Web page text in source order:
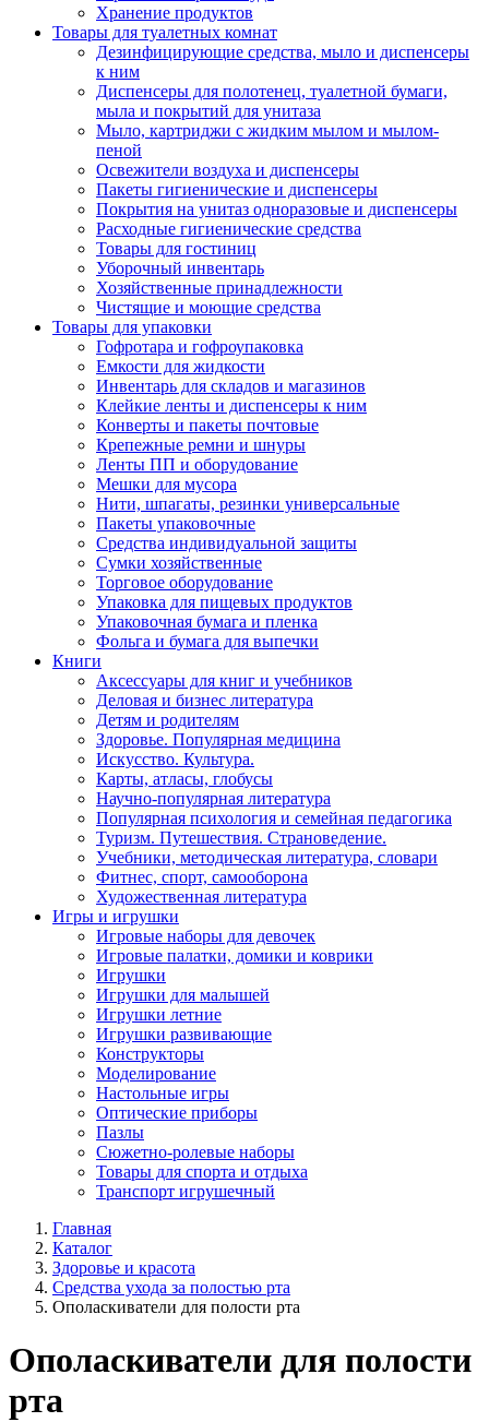
Хранение продуктов
Товары для туалетных комнат
Дезинфицирующие средства, мыло и диспенсеры
к ним
Диспенсеры для полотенец, туалетной бумаги,
мыла и покрытий для унитаза
Мыло, картриджи с жидким мылом и мылом-
пеной
Освежители воздуха и диспенсеры
Пакеты гигиенические и диспенсеры
Покрытия на унитаз одноразовые и диспенсеры
Расходные гигиенические средства
Товары для гостиниц
Уборочный инвентарь
Хозяйственные принадлежности
Чистящие и моющие средства
Товары для упаковки
Гофротара и гофроупаковка
Емкости для жидкости
Инвентарь для складов и магазинов
Клейкие ленты и диспенсеры к ним
Конверты и пакеты почтовые
Крепежные ремни и шнуры
Ленты ПП и оборудование
Мешки для мусора
Нити, шпагаты, резинки универсальные
Пакеты упаковочные
Средства индивидуальной защиты
Сумки хозяйственные
Торговое оборудование
Упаковка для пищевых продуктов
Упаковочная бумага и пленка
Фольга и бумага для выпечки
Книги
Аксессуары для книг и учебников
Деловая и бизнес литература
Детям и родителям
Здоровье. Популярная медицина
Искусство. Культура.
Карты, атласы, глобусы
Научно-популярная литература
Популярная психология и семейная педагогика
Туризм. Путешествия. Страноведение.
Учебники, методическая литература, словари
Фитнес, спорт, самооборона
Художественная литература
Игры и игрушки
Игровые наборы для девочек
Игровые палатки, домики и коврики
Игрушки
Игрушки для малышей
Игрушки летние
Игрушки развивающие
Конструкторы
Моделирование
Настольные игры
Оптические приборы
Пазлы
Сюжетно-ролевые наборы
Товары для спорта и отдыха
Транспорт игрушечный
Главная
Каталог
Здоровье и красота
Средства ухода за полостью рта
Ополаскиватели для полости рта
Ополаскиватели для полости
рта